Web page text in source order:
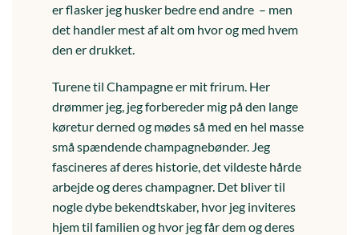
er flasker jeg husker bedre end andre – men
det handler mest af alt om hvor og med hvem
den er drukket.
Turene til Champagne er mit frirum. Her
drømmer jeg, jeg forbereder mig på den lange
køretur derned og mødes så med en hel masse
små spændende champagnebønder. Jeg
fascineres af deres historie, det vildeste hårde
arbejde og deres champagner. Det bliver til
nogle dybe bekendtskaber, hvor jeg inviteres
hjem til familien og hvor jeg får dem og deres